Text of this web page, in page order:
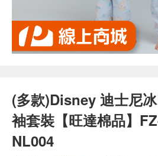
(多款)Disney 迪士尼
袖套裝【旺達棉品】
NL004